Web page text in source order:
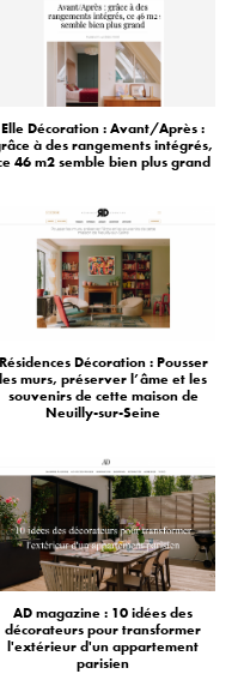
Elle Décoration : Avant/Après :
à des rangements intégrés,
46 m2 semble bien plus grand
Résidences Décoration : Pousser
les murs, préserver l’âme et les
souvenirs de cette maison de
Neuilly-sur-Seine
AD magazine : 10 idées des
décorateurs pour transformer
l'extérieur d'un appartement
parisien